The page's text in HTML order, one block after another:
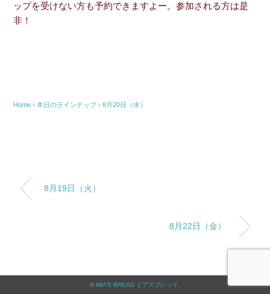
ップを受けない方も予約できますよー。参加される方は是
非！
Home ›本日のラインナップ ›8月20日（水）
8月19日（火）
8月22日（金）
© MIA’S BREAD ミアズブレッド